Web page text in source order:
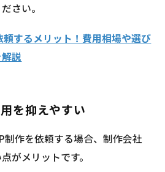
さい。
頼するメリット！費用相場や選び
説
を抑えやすい
制作を依頼する場合、制作会社
がメリットです。